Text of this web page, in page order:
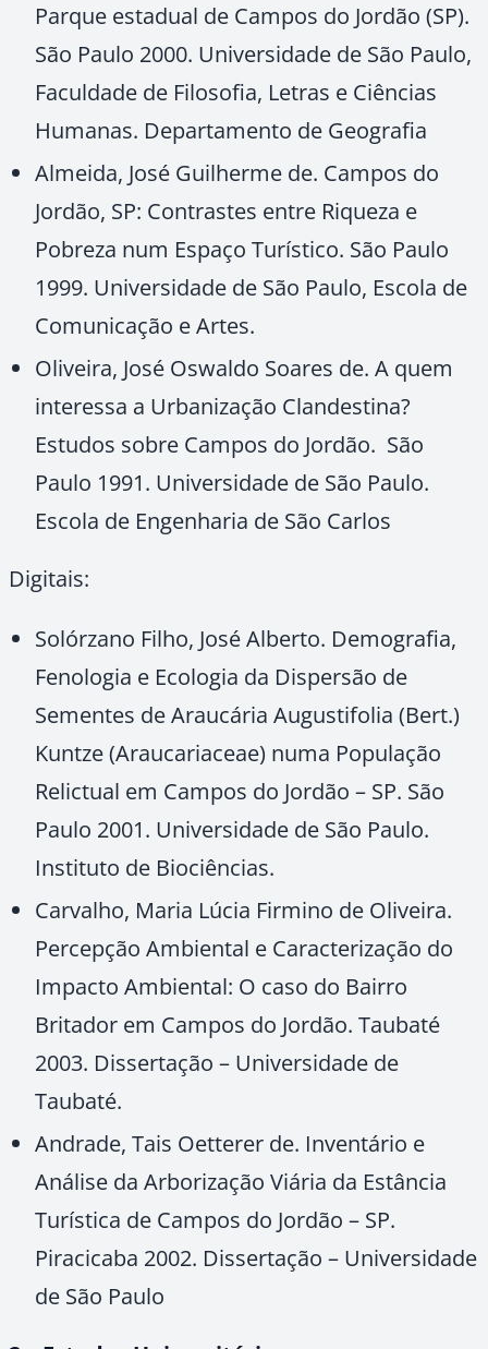
Parque estadual de Campos do Jordão (SP).
São Paulo 2000. Universidade de São Paulo,
Faculdade de Filosofia, Letras e Ciências
Humanas. Departamento de Geografia
Almeida, José Guilherme de. Campos do
Jordão, SP: Contrastes entre Riqueza e
Pobreza num Espaço Turístico. São Paulo
1999. Universidade de São Paulo, Escola de
Comunicação e Artes.
Oliveira, José Oswaldo Soares de. A quem
interessa a Urbanização Clandestina?
Estudos sobre Campos do Jordão. São
Paulo 1991. Universidade de São Paulo.
Escola de Engenharia de São Carlos
Digitais:
Solórzano Filho, José Alberto. Demografia,
Fenologia e Ecologia da Dispersão de
Sementes de Araucária Augustifolia (Bert.)
Kuntze (Araucariaceae) numa População
Relictual em Campos do Jordão – SP. São
Paulo 2001. Universidade de São Paulo.
Instituto de Biociências.
Carvalho, Maria Lúcia Firmino de Oliveira.
Percepção Ambiental e Caracterização do
Impacto Ambiental: O caso do Bairro
Britador em Campos do Jordão. Taubaté
2003. Dissertação – Universidade de
Taubaté.
Andrade, Tais Oetterer de. Inventário e
Análise da Arborização Viária da Estância
Turística de Campos do Jordão – SP.
Piracicaba 2002. Dissertação – Universidade
de São Paulo